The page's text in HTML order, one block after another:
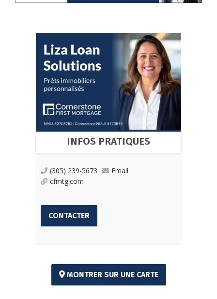
INFOS PRATIQUES
(305) 239-5673
Email
cfmtg.com
CONTACTER
MONTRER SUR UNE CARTE